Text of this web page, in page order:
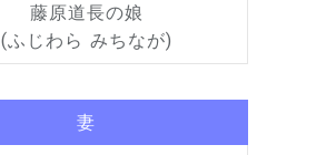
藤原道長の娘
(ふじわら みちなが)
妻